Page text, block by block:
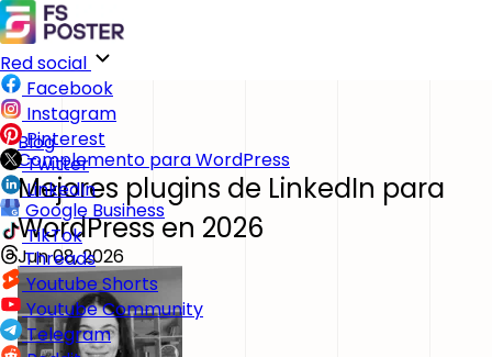
Red social
Facebook
Instagram
Pinterest
Twitter
LinkedIn
Google Business
TikTok
Threads
Youtube Shorts
Youtube Community
Telegram
Blog
Complemento para WordPress
Mejores plugins de LinkedIn para
WordPress en 2026
Jun 08, 2026